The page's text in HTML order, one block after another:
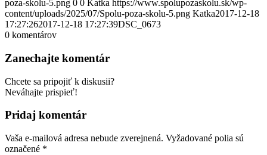
poza-skolu-5.png 0 0 Katka https://www.spolupozaskolu.sk/wp-
content/uploads/2025/07/Spolu-poza-skolu-5.png Katka2017-12-18
17:27:262017-12-18 17:27:39DSC_0673
0 komentárov
Zanechajte komentár
Chcete sa pripojiť k diskusii?
Neváhajte prispieť!
Pridaj komentár
Vaša e-mailová adresa nebude zverejnená. Vyžadované polia sú
označené *